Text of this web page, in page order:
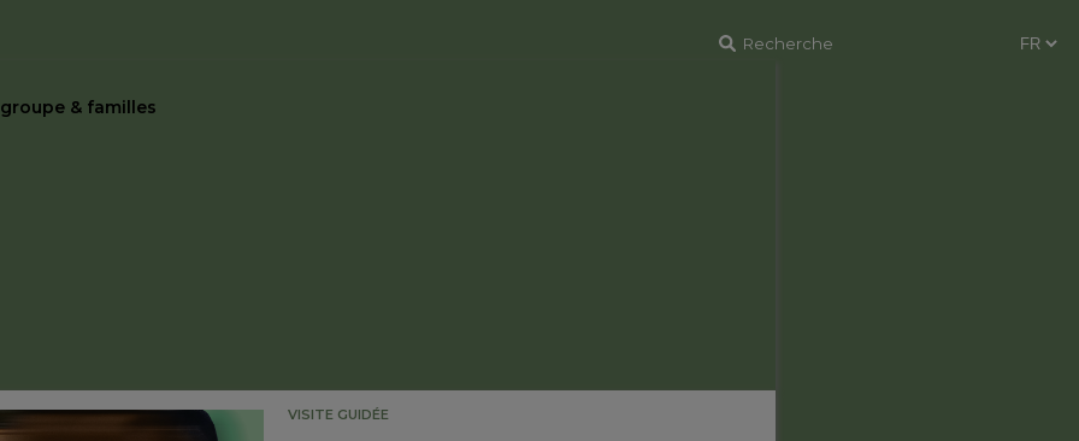
& familles
VISITE GUIDÉE
de 10h à 17h